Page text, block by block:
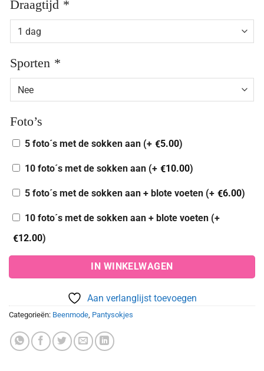
Draagtijd *
Sporten *
Foto’s
5 foto´s met de sokken aan (+ €5.00)
10 foto´s met de sokken aan (+ €10.00)
5 foto´s met de sokken aan + blote voeten (+ €6.00)
10 foto´s met de sokken aan + blote voeten (+
€12.00)
IN WINKELWAGEN
Aan verlanglijst toevoegen
Categorieën: Beenmode, Pantysokjes